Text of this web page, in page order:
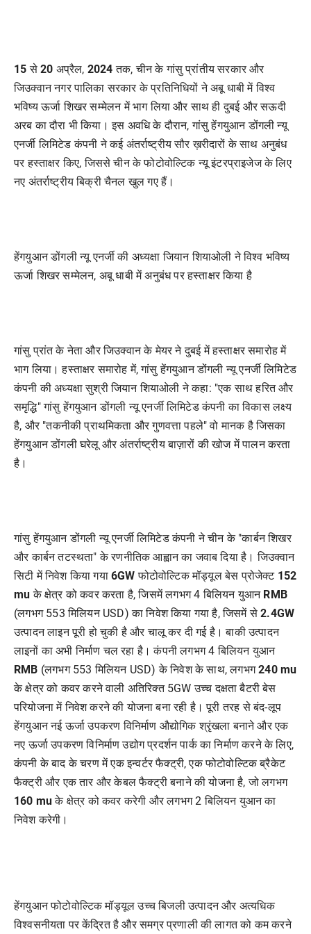
15 से20 अप्रैल, 2024 तक, चीन के गांसु प्रांतीय सरकार और
जिउक्वान नगर पालिका सरकार के प्रतिनिधियों ने अबू धाबी में विश्व
भविष्य ऊर्जा शिखर सम्मेलन में भाग लिया और साथ ही दुबई और सऊदी
अरब का दौरा भी किया। इस अवधि के दौरान, गांसु हेंगयुआन डोंगली न्यू
एनर्जी लिमिटेड कंपनी ने कई अंतर्राष्ट्रीय सौर ख़रीदारों के साथ अनुबंध
पर हस्ताक्षर किए, जिससे चीन के फोटोवोल्टिक न्यू इंटरप्राइजेज के लिए
नए अंतर्राष्ट्रीय बिक्री चैनल खुल गए हैं।
हेंगयुआन डोंगली न्यू एनर्जी की अध्यक्षा जियान शियाओली ने विश्व भविष्य
ऊर्जा शिखर सम्मेलन, अबू धाबी में अनुबंध पर हस्ताक्षर किया है
गांसु प्रांत के नेता और जिउक्वान के मेयर ने दुबई में हस्ताक्षर समारोह में
भाग लिया। हस्ताक्षर समारोह में, गांसु हेंगयुआन डोंगली न्यू एनर्जी लिमिटेड
कंपनी की अध्यक्षा सुश्री जियान शियाओली ने कहा: "एक साथ हरित और
समृद्धि" गांसु हेंगयुआन डोंगली न्यू एनर्जी लिमिटेड कंपनी का विकास लक्ष्य
है, और "तकनीकी प्राथमिकता और गुणवत्ता पहले" वो मानक है जिसका
हेंगयुआन डोंगली घरेलू और अंतर्राष्ट्रीय बाज़ारों की खोज में पालन करता
है।
गांसु हेंगयुआन डोंगली न्यू एनर्जी लिमिटेड कंपनी ने चीन के "कार्बन शिखर
और कार्बन तटस्थता" के रणनीतिक आह्वान का जवाब दिया है। जिउक्वान
सिटी में निवेश किया गया 6GW फोटोवोल्टिक मॉड्यूल बेस प्रोजेक्ट 152
mu के क्षेत्र को कवर करता है, जिसमें लगभग 4 बिलियन युआन RMB
(लगभग 553 मिलियन USD) का निवेश किया गया है, जिसमें से2.4GW
उत्पादन लाइन पूरी हो चुकी है और चालू कर दी गई है। बाकी उत्पादन
लाइनों का अभी निर्माण चल रहा है। कंपनी लगभग 4 बिलियन युआन
RMB (लगभग 553 मिलियन USD) के निवेश के साथ, लगभग240 mu
के क्षेत्र को कवर करने वाली अतिरिक्त 5GW उच्च दक्षता बैटरी बेस
परियोजना में निवेश करने की योजना बना रही है। पूरी तरह से बंद-लूप
हेंगयुआन नई ऊर्जा उपकरण विनिर्माण औद्योगिक श्रृंखला बनाने और एक
नए ऊर्जा उपकरण विनिर्माण उद्योग प्रदर्शन पार्क का निर्माण करने के लिए,
कंपनी के बाद के चरण में एक इन्वर्टर फैक्ट्री, एक फोटोवोल्टिक ब्रैकेट
फैक्ट्री और एक तार और केबल फैक्ट्री बनाने की योजना है, जो लगभग
160 muके क्षेत्र को कवर करेगी और लगभग 2 बिलियन युआन का
निवेश करेगी।
हेंगयुआन फोटोवोल्टिक मॉड्यूल उच्च बिजली उत्पादन और अत्यधिक
विश्वसनीयता पर केंद्रित है और समग्र प्रणाली की लागत को कम करने